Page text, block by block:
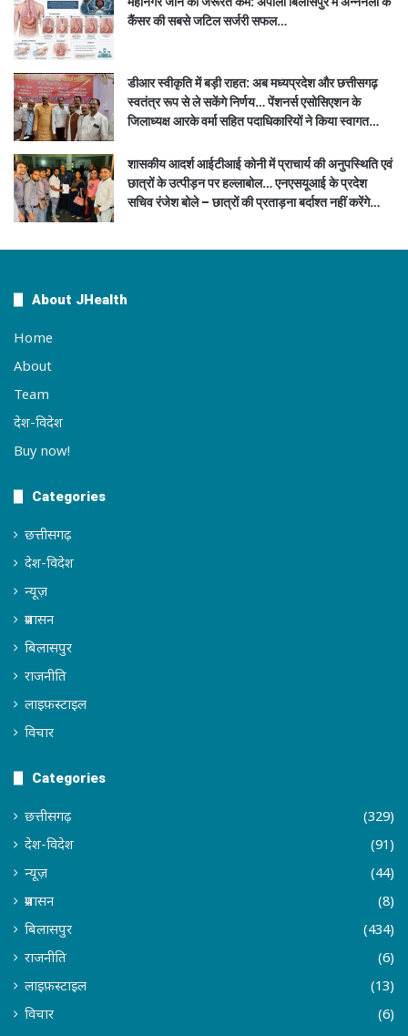
कैंसर की सबसे जटिल सर्जरी सफल…
डीआर स्वीकृति में बड़ी राहत: अब मध्यप्रदेश और छत्तीसगढ़
स्वतंत्र रूप से ले सकेंगे निर्णय… पेंशनर्स एसोसिएशन के
जिलाध्यक्ष आरके वर्मा सहित पदाधिकारियों ने किया स्वागत…
शासकीय आदर्श आईटीआई कोनी में प्राचार्य की अनुपस्थिति एवं
छात्रों के उत्पीड़न पर हल्लाबोल… एनएसयूआई के प्रदेश
सचिव रंजेश बोले – छात्रों की प्रताड़ना बर्दाश्त नहीं करेंगे…
About JHealth
Home
About
Team
देश-विदेश
Buy now!
Categories
छत्तीसगढ़
देश-विदेश
न्यूज़
प्रशासन
बिलासपुर
राजनीति
लाइफ़स्टाइल
विचार
Categories
छत्तीसगढ़
(329)
देश-विदेश
(91)
न्यूज़
(44)
प्रशासन
(8)
बिलासपुर
(434)
राजनीति
(6)
लाइफ़स्टाइल
(13)
विचार
(6)